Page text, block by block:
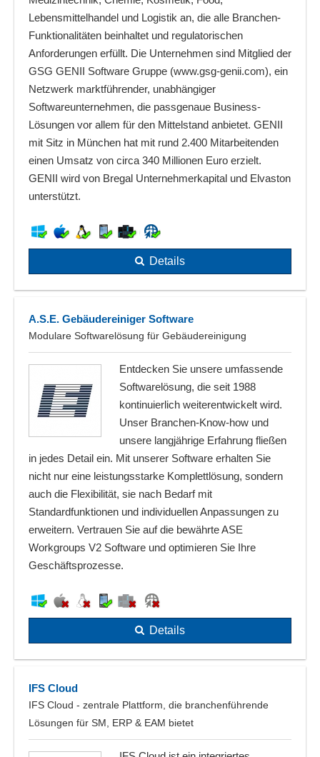
Lebensmittelhandel und Logistik an, die alle Branchen-
Funktionalitäten beinhaltet und regulatorischen
Anforderungen erfüllt. Die Unternehmen sind Mitglied der
GSG GENII Software Gruppe (www.gsg-genii.com), ein
Netzwerk marktführender, unabhängiger
Softwareunternehmen, die passgenaue Business-
Lösungen vor allem für den Mittelstand anbietet. GENII
mit Sitz in München hat mit rund 2.400 Mitarbeitenden
einen Umsatz von circa 340 Millionen Euro erzielt.
GENII wird von Bregal Unternehmerkapital und Elvaston
unterstützt.
Details
A.S.E. Gebäudereiniger Software
Modulare Softwarelösung für Gebäudereinigung
Entdecken Sie unsere umfassende
Softwarelösung, die seit 1988
kontinuierlich weiterentwickelt wird.
Unser Branchen-Know-how und
unsere langjährige Erfahrung fließen
in jedes Detail ein. Mit unserer Software erhalten Sie
nicht nur eine leistungsstarke Komplettlösung, sondern
auch die Flexibilität, sie nach Bedarf mit
Standardfunktionen und individuellen Anpassungen zu
erweitern. Vertrauen Sie auf die bewährte ASE
Workgroups V2 Software und optimieren Sie Ihre
Geschäftsprozesse.
Details
IFS Cloud
IFS Cloud - zentrale Plattform, die branchenführende
Lösungen für SM, ERP & EAM bietet